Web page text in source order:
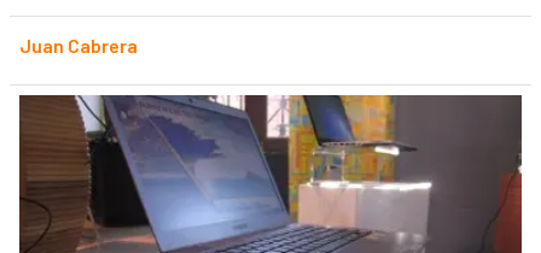
Juan Cabrera